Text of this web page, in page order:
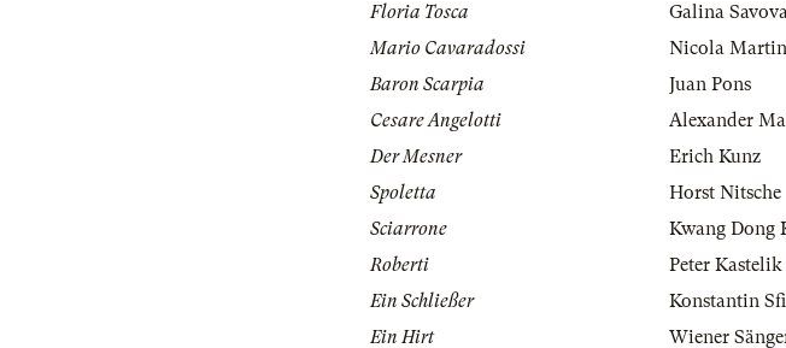
Floria Tosca
Galina
Mario Cavaradossi
Nicola
Baron Scarpia
Juan Pons
Cesare Angelotti
Alexander
Der Mesner
Erich Kunz
Spoletta
Horst Nitsche
Sciarrone
Kwang Dong
Roberti
Peter Kastelik
Ein Schließer
Konstantin
Ein Hirt
Wiener